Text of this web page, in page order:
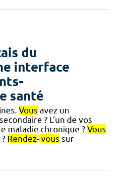
du
interface
santé
Vous avez un
? L’un de vos
maladie chronique ? Vous
Rendez- vous sur